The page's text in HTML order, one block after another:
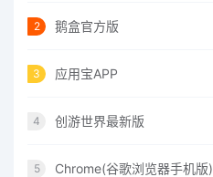
2 鹅盒官方版
3 应用宝APP
4 创游世界最新版
5 Chrome(谷歌浏览器手机版)